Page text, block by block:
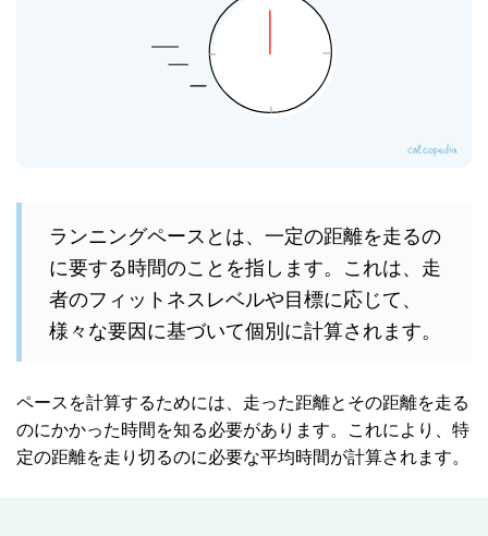
ランニングペースとは、一定の距離を走るの
に要する時間のことを指します。これは、走
者のフィットネスレベルや目標に応じて、
様々な要因に基づいて個別に計算されます。
ペースを計算するためには、走った距離とその距離を走る
のにかかった時間を知る必要があります。これにより、特
定の距離を走り切るのに必要な平均時間が計算されます。